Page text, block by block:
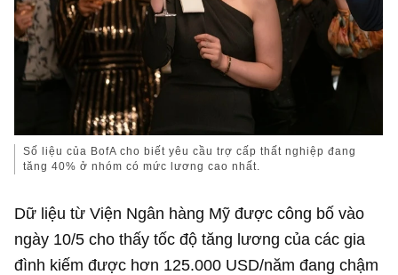
Số liệu của BofA cho biết yêu cầu trợ cấp thất nghiệp đang
tăng 40% ở nhóm có mức lương cao nhất.
Dữ liệu từ Viện Ngân hàng Mỹ được công bố vào
ngày 10/5 cho thấy tốc độ tăng lương của các gia
đình kiếm được hơn 125.000 USD/năm đang chậm